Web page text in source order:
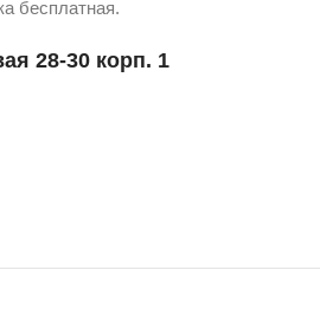
бесплатная.
28-30 корп. 1